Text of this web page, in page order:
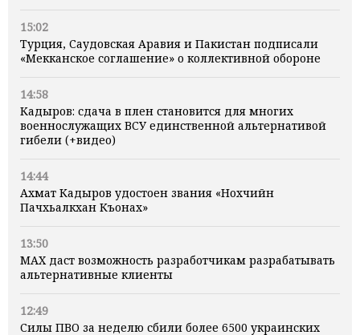
15:02
Турция, Саудовская Аравия и Пакистан подписали
«Мекканское соглашение» о коллективной обороне
14:58
Кадыров: сдача в плен становится для многих
военнослужащих ВСУ единственной альтернативой
гибели (+видео)
14:44
Ахмат Кадыров удостоен звания «Нохчийн
Пачхьалкхан Къонах»
13:50
MAX даст возможность разработчикам разрабатывать
альтернативные клиенты
12:49
Силы ПВО за неделю сбили более 6500 украинских